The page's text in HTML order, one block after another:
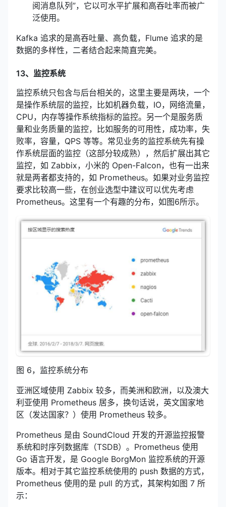
阅消息队列”，它以可水平扩展和高吞吐率而被广
泛使用。
Kafka 追求的是高吞吐量、高负载，Flume 追求的是
数据的多样性，二者结合起来简直完美。
13、监控系统
监控系统只包含与后台相关的，这里主要是两块，一个
是操作系统层的监控，比如机器负载，IO，网络流量，
CPU，内存等操作系统指标的监控。另一个是服务质
量和业务质量的监控，比如服务的可用性，成功率，失
败率，容量，QPS 等等。常见业务的监控系统先有操
作系统层面的监控（这部分较成熟），然后扩展出其它
监控，如 Zabbix，小米的 Open-Falcon，也有一出来
就是两者都支持的，如 Prometheus。如果对业务监控
要求比较高一些，在创业选型中建议可以优先考虑
Prometheus。这里有一个有趣的分布，如图6所示。
图 6，监控系统分布
亚洲区域使用 Zabbix 较多，而美洲和欧洲，以及澳大
利亚使用 Prometheus 居多，换句话说，英文国家地
区（发达国家？）使用 Prometheus 较多。
Prometheus 是由 SoundCloud 开发的开源监控报警
系统和时序列数据库（TSDB）。Prometheus 使用
Go 语言开发，是 Google BorgMon 监控系统的开源
版本。相对于其它监控系统使用的 push 数据的方式，
Prometheus 使用的是 pull 的方式，其架构如图 7 所
示：